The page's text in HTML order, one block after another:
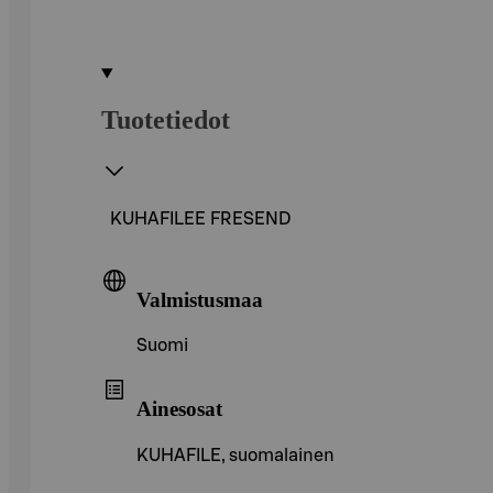
Tuotetiedot
KUHAFILEE FRESEND
Valmistusmaa
Suomi
Ainesosat
KUHAFILE, suomalainen